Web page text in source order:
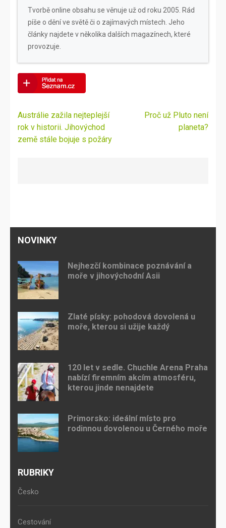
Tvorbě online obsahu se věnuje už od roku 2005. Rád
píše o dění ve světě či o zajímavých místech. Jeho
články najdete v několika dalších magazínech, které
provozuje.
Navigace
pro
příspěvek
Austrálie zažila nejteplejší
rok v historii. Jihovýchod
země stále bojuje s požáry
Proč už Pluto není
planeta?
NOVINKY
Nejhezčí kombinace poznávání a
moře v jihovýchodní Asii
Zlaté písky: pohodová dovolená u
moře, kterou si užije každý
120 let v sedle. Chuchle Arena Praha
nabízí firemním akcím atmosféru,
kterou jinde nenajdete
Primorsko: ideální místo pro
rodinnou dovolenou u Černého moře
RUBRIKY
Česko
Cestování